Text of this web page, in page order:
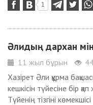
1
Әлидың дархан
11 жыл бұрын
Хазірет Әли құрма
кешкісін түйесіне бір
Түйенің тізгіні